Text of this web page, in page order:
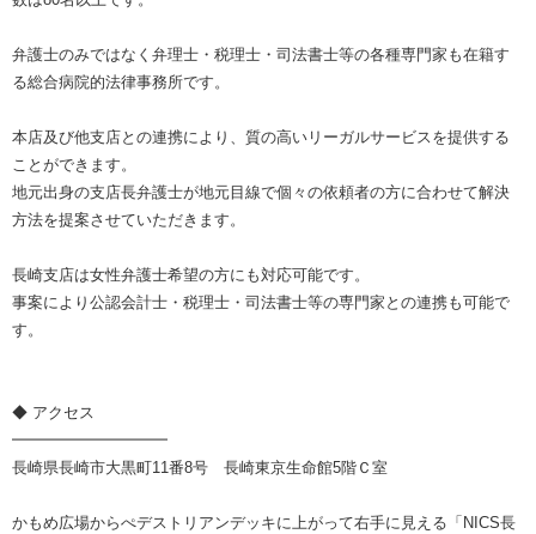
弁護士のみではなく弁理士・税理士・司法書士等の各種専門家も在籍す
る総合病院的法律事務所です。
本店及び他支店との連携により、質の高いリーガルサービスを提供する
ことができます。
地元出身の支店長弁護士が地元目線で個々の依頼者の方に合わせて解決
方法を提案させていただきます。
長崎支店は女性弁護士希望の方にも対応可能です。
事案により公認会計士・税理士・司法書士等の専門家との連携も可能で
す。
◆ アクセス
━━━━━━━━━━
長崎県長崎市大黒町11番8号 長崎東京生命館5階Ｃ室
かもめ広場からぺデストリアンデッキに上がって右手に見える「NICS長